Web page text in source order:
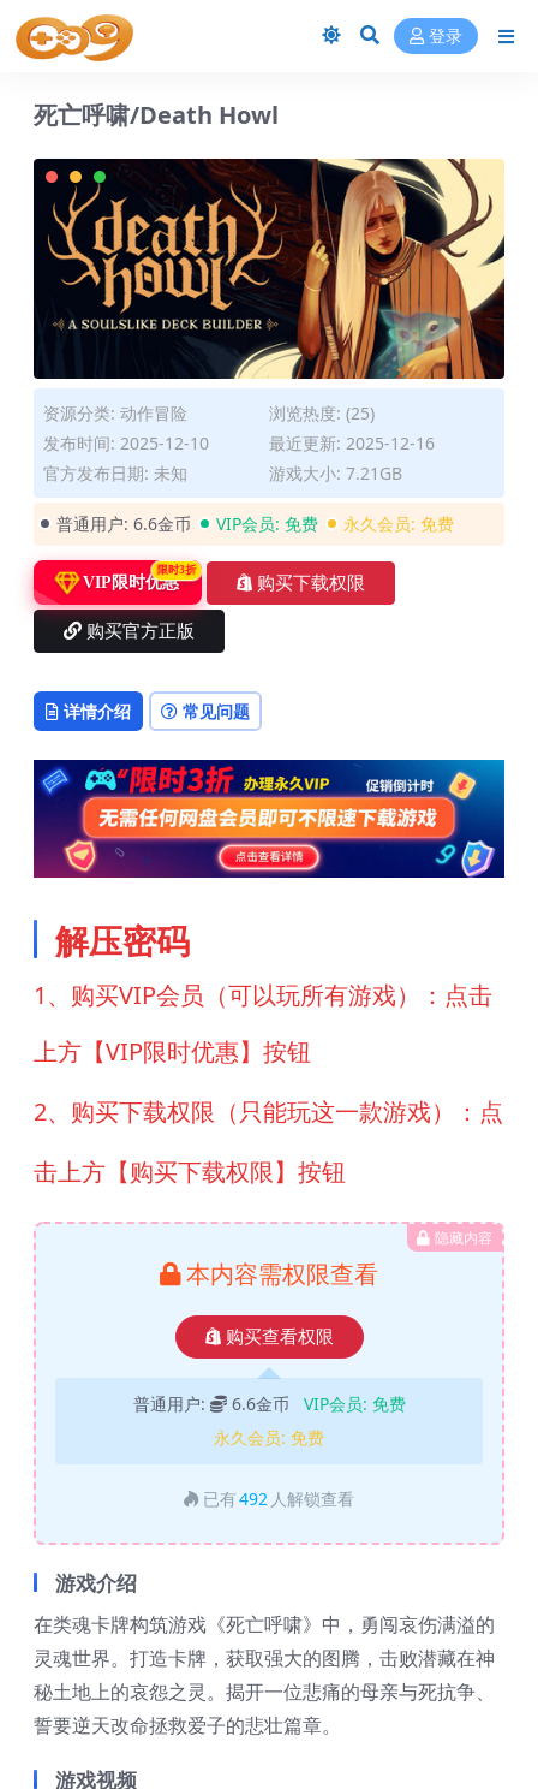
登录
死亡呼啸/Death Howl
资源分类: 动作冒险
浏览热度: (25)
发布时间: 2025-12-10
最近更新: 2025-12-16
官方发布日期: 未知
游戏大小: 7.21GB
普通用户: 6.6金币 VIP会员: 免费 永久会员: 免费
VIP限时优惠
限时3折
购买下载权限
购买官方正版
详情介绍 常见问题
解压密码
1、购买VIP会员（可以玩所有游戏）：点击
上方【VIP限时优惠】按钮
2、购买下载权限（只能玩这一款游戏）：点
击上方【购买下载权限】按钮
隐藏内容
本内容需权限查看
购买查看权限
普通用户: 6.6金币 VIP会员: 免费
永久会员: 免费
已有492 人解锁查看
游戏介绍
在类魂卡牌构筑游戏《死亡呼啸》中，勇闯哀伤满溢的
灵魂世界。打造卡牌，获取强大的图腾，击败潜藏在神
秘土地上的哀怨之灵。揭开一位悲痛的母亲与死抗争、
誓要逆天改命拯救爱子的悲壮篇章。
游戏视频